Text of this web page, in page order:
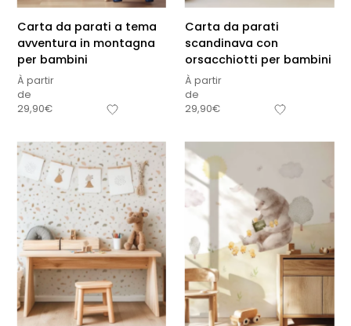
Carta da parati a tema
avventura in montagna
per bambini
À partir
de
29,90€
Carta da parati
scandinava con
orsacchiotti per bambini
À partir
de
29,90€